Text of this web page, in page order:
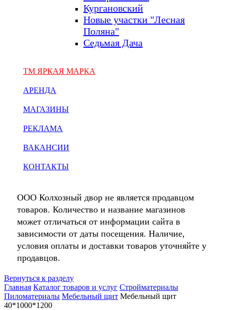
Кургановский
Новые участки "Лесная
Поляна"
Седьмая Дача
ТМ ЯРКАЯ МАРКА
АРЕНДА
МАГАЗИНЫ
РЕКЛАМА
ВАКАНСИИ
КОНТАКТЫ
ООО Колхозный двор не является продавцом
товаров. Количество и название магазинов
может отличаться от информации сайта в
зависимости от даты посещения. Наличие,
условия оплаты и доставки товаров уточняйте у
продавцов.
Вернуться к разделу
Главная Каталог товаров и услуг Стройматериалы
Пиломатериалы Мебельный щит Мебельный щит
40*1000*1200